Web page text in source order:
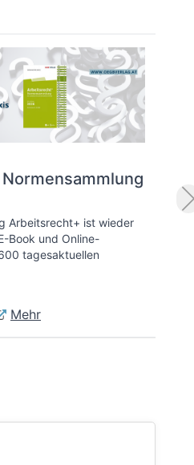
Arbeitsrecht+ ist wieder
Book und Online-
tagesaktuellen
Mehr